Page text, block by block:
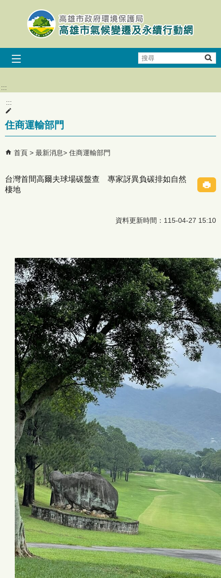
跳到主要內容區塊
搜
尋
:::
:::
住商運輸部門
首頁 最新消息 住商運輸部門
台灣首間高爾夫球場碳盤查 專家訝異負碳排如自然
棲地
資料更新時間：115-04-27 15:10